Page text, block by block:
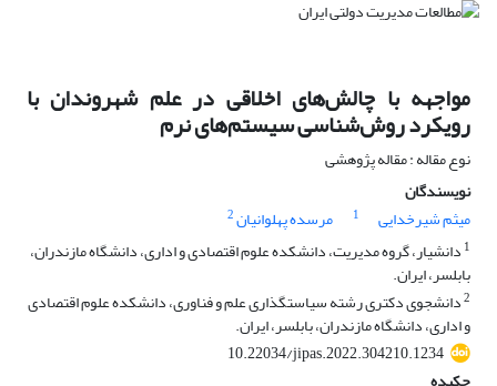
مواجهه با چالش‌های اخلاقی در علم شهروندان با
رویکرد روش‌شناسی سیستم‌های نرم
نوع مقاله : مقاله پژوهشی
نویسندگان
میثم شیرخدایی
1 مرسده پهلوانیان2
1 دانشیار، گروه مدیریت، دانشکده علوم اقتصادی و اداری، دانشگاه مازندران،
بابلسر، ایران.
2دانشجوی دکتری رشته سیاستگذاری علم و فناوری، دانشکده علوم اقتصادی
و اداری، دانشگاه مازندران، بابلسر، ایران.
10.22034/jipas.2022.304210.1234